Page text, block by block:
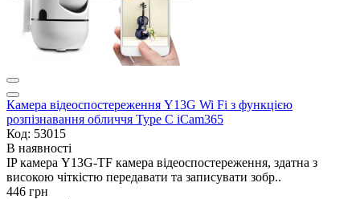
Камера відеоспостереження Y13G Wi Fi з функцією
розпізнавання обличчя Type C iCam365
Код: 53015
В наявності
IP камера Y13G-TF камера відеоспостереження, здатна з
високою чіткістю передавати та записувати зобр..
446 грн